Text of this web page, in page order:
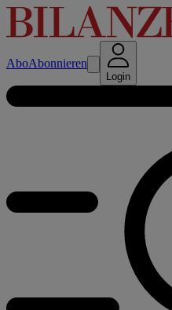
AboAbonnieren
Login